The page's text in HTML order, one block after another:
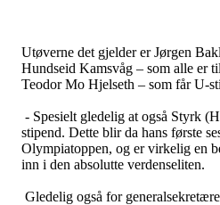
Utøverne det gjelder er Jørgen
Hundseid Kamsvåg – som alle er
Teodor Mo Hjelseth – som får U-
- Spesielt gledelig at også Styrk
stipend. Dette blir da hans første
Olympiatoppen, og er virkelig en
inn i den absolutte verdenseliten.
Gledelig også for